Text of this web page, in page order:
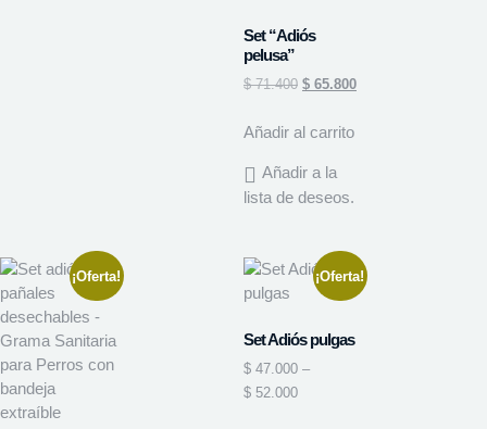
Set “Adiós
pelusa”
$71.400 $ 65.800
Añadir al carrito
Añadir a la
lista de deseos.
¡Oferta! ¡Oferta!
Set Adiós pulgas
$ 47.000 –
$ 52.000